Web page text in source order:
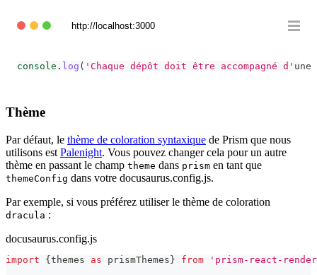
http://localhost:3000
console . log ( 'Chaque dépôt doit être accompagné d' une
Thème
Par défaut, le thème de coloration syntaxique de Prism que nous
utilisons est Palenight. Vous pouvez changer cela pour un autre
thème en passant le champ theme dans prism en tant que
themeConfig dans votre docusaurus.config.js.
Par exemple, si vous préférez utiliser le thème de coloration
dracula :
docusaurus.config.js
import { themes as prismThemes } from
'prism-react-